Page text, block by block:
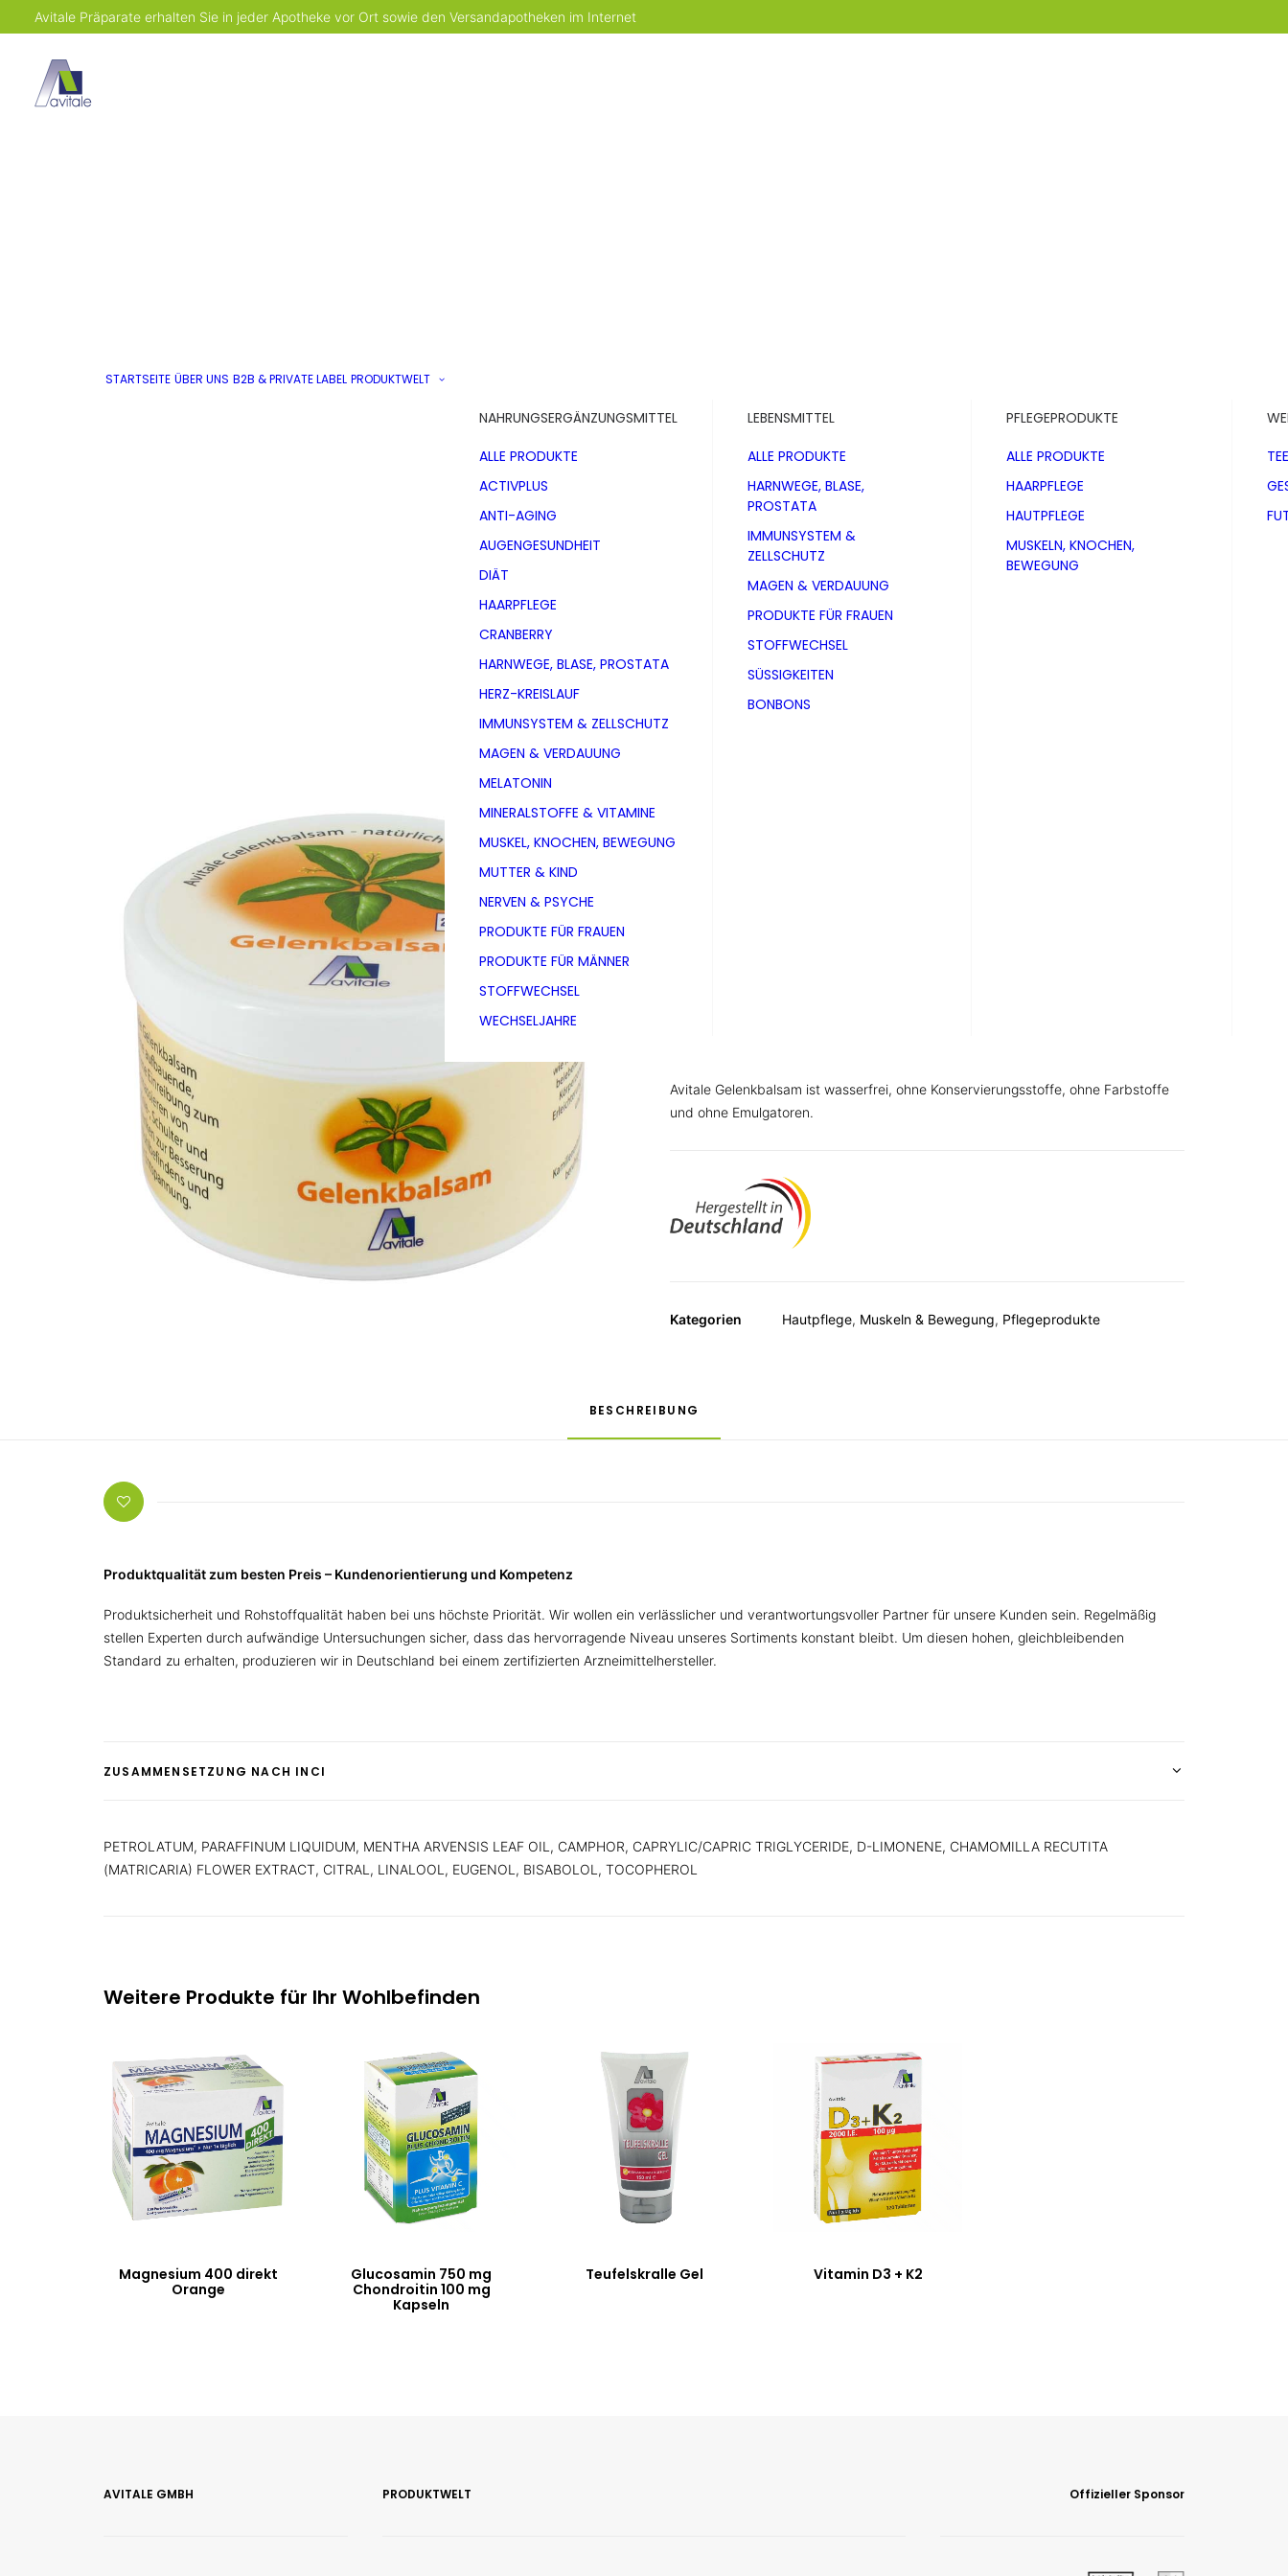
Avitale Präparate erhalten Sie in jeder Apotheke vor Ort sowie den Versandapotheken im Internet
STARTSEITE ÜBER UNS B2B & PRIVATE LABEL PRODUKTWELT
NAHRUNGSERGÄNZUNGSMITTEL
ALLE PRODUKTE
ACTIVPLUS
ANTI-AGING
AUGENGESUNDHEIT
DIÄT
HAARPFLEGE
CRANBERRY
HARNWEGE, BLASE, PROSTATA
HERZ-KREISLAUF
IMMUNSYSTEM & ZELLSCHUTZ
MAGEN & VERDAUUNG
MELATONIN
MINERALSTOFFE & VITAMINE
MUSKEL, KNOCHEN, BEWEGUNG
MUTTER & KIND
NERVEN & PSYCHE
PRODUKTE FÜR FRAUEN
PRODUKTE FÜR MÄNNER
STOFFWECHSEL
WECHSELJAHRE
LEBENSMITTEL
ALLE PRODUKTE
HARNWEGE, BLASE,
PROSTATA
IMMUNSYSTEM &
ZELLSCHUTZ
MAGEN & VERDAUUNG
PRODUKTE FÜR FRAUEN
STOFFWECHSEL
SÜSSIGKEITEN
BONBONS
PFLEGEPRODUKTE
ALLE PRODUKTE
HAARPFLEGE
HAUTPFLEGE
MUSKELN, KNOCHEN,
BEWEGUNG
Avitale Gelenkbalsam ist wasserfrei, ohne Konservierungsstoffe, ohne Farbstoffe
und ohne Emulgatoren.
Kategorien Hautpflege, Muskeln & Bewegung, Pflegeprodukte
BESCHREIBUNG
Produktqualität zum besten Preis – Kundenorientierung und Kompetenz
Produktsicherheit und Rohstoffqualität haben bei uns höchste Priorität. Wir wollen ein verlässlicher und verantwortungsvoller Partner für unsere Kunden sein. Regelmäßig
stellen Experten durch aufwändige Untersuchungen sicher, dass das hervorragende Niveau unseres Sortiments konstant bleibt. Um diesen hohen, gleichbleibenden
Standard zu erhalten, produzieren wir in Deutschland bei einem zertifizierten Arzneimittelhersteller.
ZUSAMMENSETZUNG NACH INCI
PETROLATUM, PARAFFINUM LIQUIDUM, MENTHA ARVENSIS LEAF OIL, CAMPHOR, CAPRYLIC/CAPRIC TRIGLYCERIDE, D-LIMONENE, CHAMOMILLA RECUTITA
(MATRICARIA) FLOWER EXTRACT, CITRAL, LINALOOL, EUGENOL, BISABOLOL, TOCOPHEROL
Weitere Produkte für Ihr Wohlbefinden
Magnesium 400 direkt
Orange
Glucosamin 750 mg
Chondroitin 100 mg
Kapseln
Teufelskralle Gel Vitamin D3 + K2
AVITALE GMBH PRODUKTWELT Offizieller Sponsor